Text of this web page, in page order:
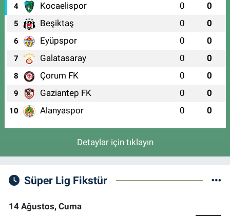
4 Kocaelispor 0 0
5 Beşiktaş 0 0
6 Eyüpspor 0 0
7 Galatasaray 0 0
8 Çorum FK 0 0
9 Gaziantep FK 0 0
10 Alanyaspor 0 0
Detaylar için tıklayın
Süper Lig Fikstür
14 Ağustos, Cuma